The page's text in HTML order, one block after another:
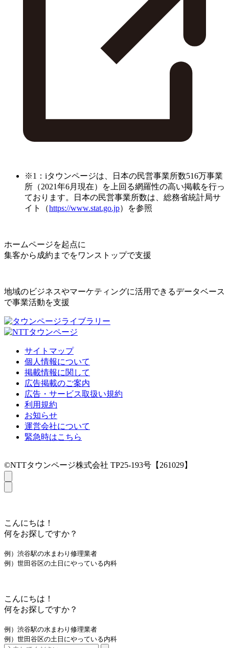
※1：iタウンページは、日本の民営事業所数516万事業
所（2021年6月現在）を上回る網羅性の高い掲載を行っ
ております。日本の民営事業所数は、総務省統計局サ
イト（https://www.stat.go.jp）を参照
ホームページを起点に
集客から成約までをワンストップで支援
地域のビジネスやマーケティングに活用できるデータベース
で事業活動を支援
サイトマップ
個人情報について
掲載情報に関して
広告掲載のご案内
広告・サービス取扱い規約
利用規約
お知らせ
運営会社について
緊急時はこちら
©NTTタウンページ株式会社 TP25-193号【261029】
こんにちは！
何をお探しですか？
例）渋谷駅の水まわり修理業者
例）世田谷区の土日にやっている内科
こんにちは！
何をお探しですか？
例）渋谷駅の水まわり修理業者
例）世田谷区の土日にやっている内科